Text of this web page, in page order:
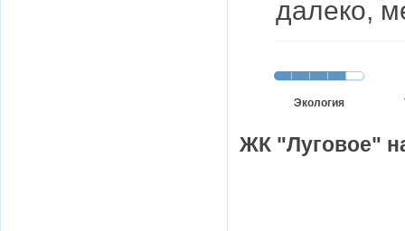
далеко,
Экология
ЖК "Луговое"